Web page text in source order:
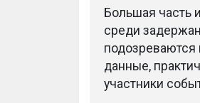
Большая часть
среди
подозреваются
данные,
участники